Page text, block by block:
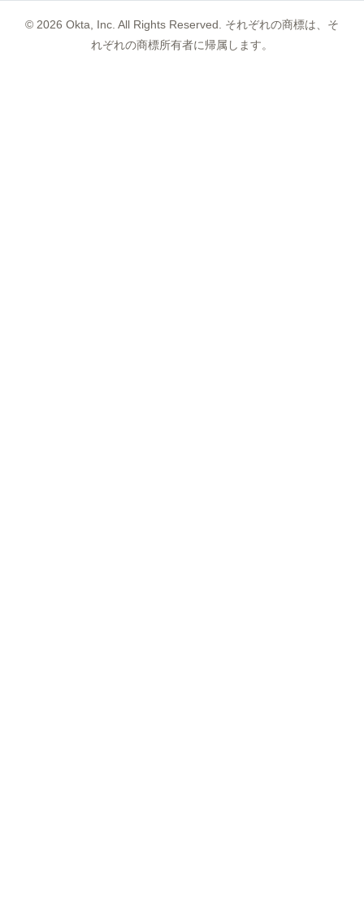
© 2026 Okta, Inc. All Rights Reserved. それぞれの商標は、そ
れぞれの商標所有者に帰属します。